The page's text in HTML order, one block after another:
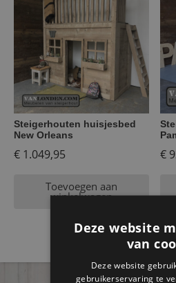
Steigerhouten huisjesbed
New Orleans
€ 1.049,95
Toevoegen aan
winkelwagen
€
Deze website
van
Deze website
gebruikerservaring te